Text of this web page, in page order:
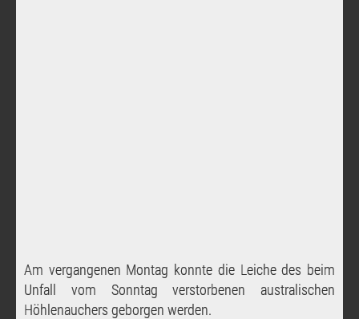
Am vergangenen Montag konnte die Leiche des beim
Unfall vom Sonntag verstorbenen australischen
Höhlenauchers geborgen werden.